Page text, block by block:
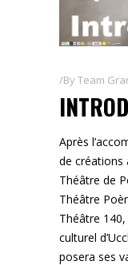
ByTeam
Après
de créations
Théâtre de
Théâtre
Théâtre 140,
culturel
posera ses